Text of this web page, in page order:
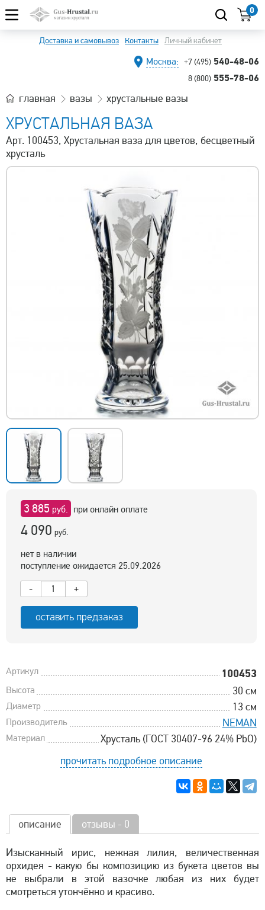
0
Доставка и самовывоз Контакты Личный кабинет
Москва: +7 (495) 540-48-06
8 (800) 555-78-06
главная вазы хрустальные вазы
ХРУСТАЛЬНАЯ ВАЗА
Арт. 100453, Хрустальная ваза для цветов, бесцветный
хрусталь
3 885 руб. при онлайн оплате
4 090 руб.
нет в наличии
поступление ожидается 25.09.2026
-
+
оставить предзаказ
Артикул 100453
Высота 30 см
Диаметр 13 см
Производитель NEMAN
Материал
Хрусталь (ГОСТ 30407-96 24% PbO)
прочитать подробное описание
описание отзывы - 0
Изысканный ирис, нежная лилия, величественная
орхидея - какую бы композицию из букета цветов вы
не выбрали в этой вазочке любая из них будет
смотреться утончённо и красиво.